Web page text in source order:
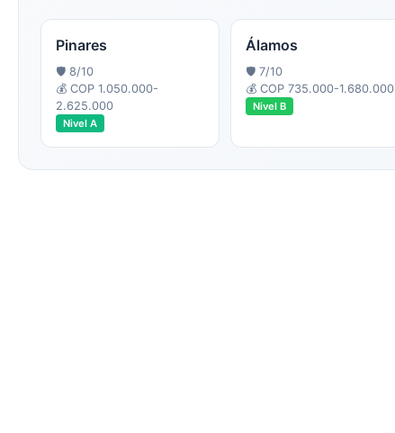
Pinares
🛡️ 8/10
💰 COP 1.050.000-
2.625.000
Nivel A
Álamos
🛡️ 7/10
💰 COP 735.000-1.680.000
Nivel B